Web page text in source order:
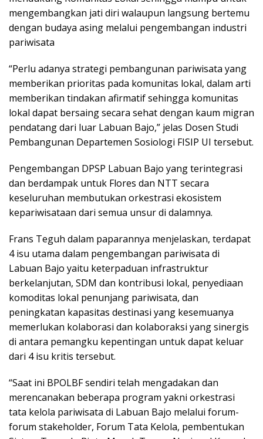
mengembangkan jati diri walaupun langsung bertemu
dengan budaya asing melalui pengembangan industri
pariwisata
“Perlu adanya strategi pembangunan pariwisata yang
memberikan prioritas pada komunitas lokal, dalam arti
memberikan tindakan afirmatif sehingga komunitas
lokal dapat bersaing secara sehat dengan kaum migran
pendatang dari luar Labuan Bajo,” jelas Dosen Studi
Pembangunan Departemen Sosiologi FISIP UI tersebut.
Pengembangan DPSP Labuan Bajo yang terintegrasi
dan berdampak untuk Flores dan NTT secara
keseluruhan membutukan orkestrasi ekosistem
kepariwisataan dari semua unsur di dalamnya.
Frans Teguh dalam paparannya menjelaskan, terdapat
4 isu utama dalam pengembangan pariwisata di
Labuan Bajo yaitu keterpaduan infrastruktur
berkelanjutan, SDM dan kontribusi lokal, penyediaan
komoditas lokal penunjang pariwisata, dan
peningkatan kapasitas destinasi yang kesemuanya
memerlukan kolaborasi dan kolaboraksi yang sinergis
di antara pemangku kepentingan untuk dapat keluar
dari 4 isu kritis tersebut.
“Saat ini BPOLBF sendiri telah mengadakan dan
merencanakan beberapa program yakni orkestrasi
tata kelola pariwisata di Labuan Bajo melalui forum-
forum stakeholder, Forum Tata Kelola, pembentukan